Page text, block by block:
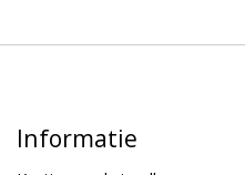
Informatie